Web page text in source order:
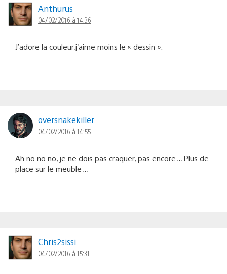
Anthurus
04/02/2016 à 14:36
J’adore la couleur,j’aime moins le « dessin ».
oversnakekiller
04/02/2016 à 14:55
Ah no no no, je ne dois pas craquer, pas encore…Plus de
place sur le meuble…
Chris2sissi
04/02/2016 à 15:31